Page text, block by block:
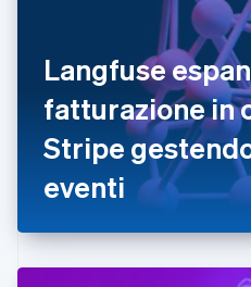
Langfuse
fatturazione in
Stripe
eventi
Emirati Arabi Uniti
English
Estonia
English
Finlandia
English Svenska
Francia
Germania